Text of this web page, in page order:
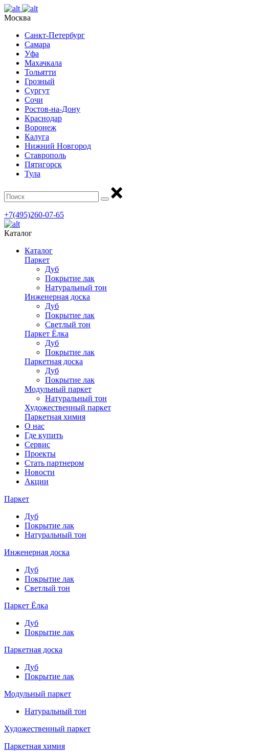
Москва
Санкт-Петербург
Самара
Уфа
Махачкала
Тольятти
Грозный
Сургут
Сочи
Ростов-на-Дону
Краснодар
Воронеж
Калуга
Нижний Новгород
Ставрополь
Пятигорск
Тула
+7(495)260-07-65
Каталог
Каталог
Паркет
Дуб
Покрытие лак
Натуральный тон
Инженерная доска
Дуб
Покрытие лак
Светлый тон
Паркет Ёлка
Дуб
Покрытие лак
Паркетная доска
Дуб
Покрытие лак
Модульный паркет
Натуральный тон
Художественный паркет
Паркетная химия
О нас
Где купить
Сервис
Проекты
Стать партнером
Новости
Акции
Паркет
Дуб
Покрытие лак
Натуральный тон
Инженерная доска
Дуб
Покрытие лак
Светлый тон
Паркет Ёлка
Дуб
Покрытие лак
Паркетная доска
Дуб
Покрытие лак
Модульный паркет
Натуральный тон
Художественный паркет
Паркетная химия